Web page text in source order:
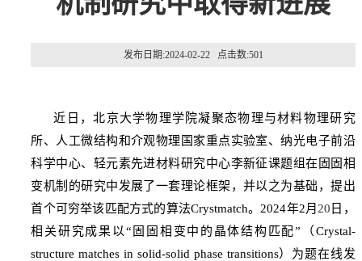
发布日期:2024-02-22 点击数:501
近日，北京大学物理学院凝聚态物理与材料物理研究
所、人工微结构和介观物理国家重点实验室、纳光电子前沿
科学中心、轻元素先进材料研究中心李新征课题组在固固相
变机制的研究中发展了一套理论框架，并以之为基础，提出
首个可穷举该匹配方式的算法Crystmatch。 2024年2月 20 日，
相关研究成果以 “ 固固相变中的晶体结构匹配” （ Crystal-
structure matches in solid-solid phase transitions）为题在线发